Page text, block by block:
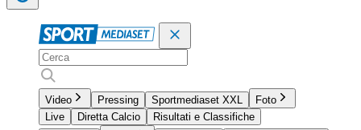
Video Pressing Sportmediaset XXL
Foto
Live
Diretta Calcio
Risultati e Classifiche